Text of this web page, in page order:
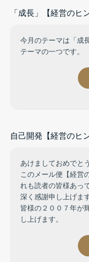
「成長」【経営のヒ
今月のテーマは「成
テーマの一つです。
自己開発【経営のヒ
あけましておめでと
このメール便【経営
れも読者の皆様あっ
深く感謝申し上げます
皆様の２００７年が
し上げます。